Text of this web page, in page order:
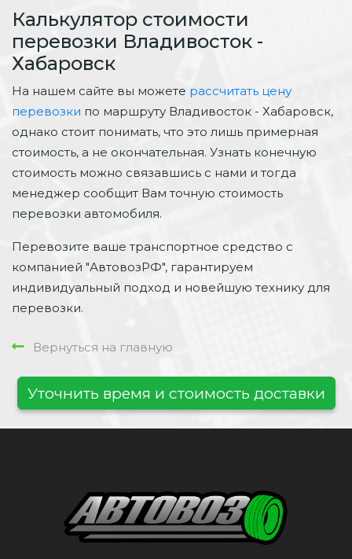
Калькулятор стоимости
перевозки Владивосток -
Хабаровск
На нашем сайте вы можете рассчитать цену
перевозки по маршруту Владивосток - Хабаровск,
однако стоит понимать, что это лишь примерная
стоимость, а не окончательная. Узнать конечную
стоимость можно связавшись с нами и тогда
менеджер сообщит Вам точную стоимость
перевозки автомобиля.
Перевозите ваше транспортное средство с
компанией "АвтовозРФ", гарантируем
индивидуальный подход и новейшую технику для
перевозки.
Вернуться на главную
Уточнить время и стоимость доставки